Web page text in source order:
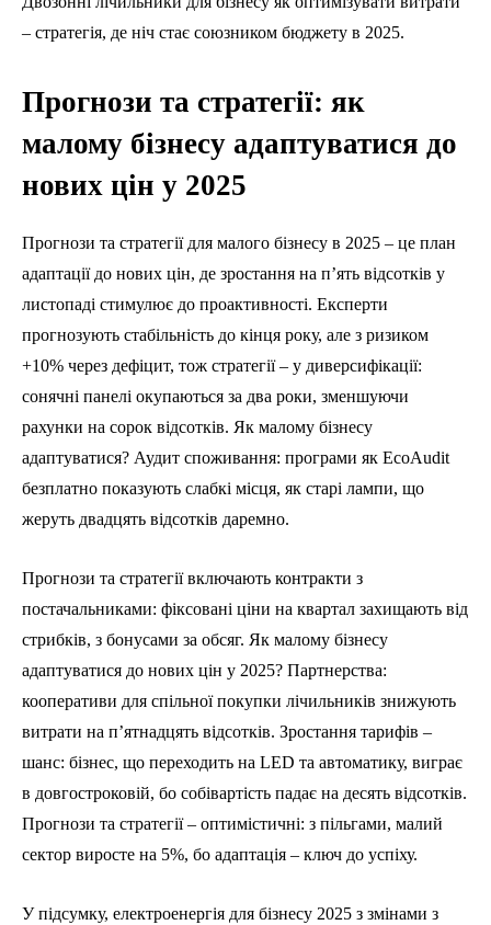
– стратегія, де ніч стає союзником бюджету в 2025.
Прогнози та стратегії: як
малому бізнесу адаптуватися до
нових цін у 2025
Прогнози та стратегії для малого бізнесу в 2025 – це план
адаптації до нових цін, де зростання на п’ять відсотків у
листопаді стимулює до проактивності. Експерти
прогнозують стабільність до кінця року, але з ризиком
+10% через дефіцит, тож стратегії – у диверсифікації:
сонячні панелі окупаються за два роки, зменшуючи
рахунки на сорок відсотків. Як малому бізнесу
адаптуватися? Аудит споживання: програми як EcoAudit
безплатно показують слабкі місця, як старі лампи, що
жеруть двадцять відсотків даремно.
Прогнози та стратегії включають контракти з
постачальниками: фіксовані ціни на квартал захищають від
стрибків, з бонусами за обсяг. Як малому бізнесу
адаптуватися до нових цін у 2025? Партнерства:
кооперативи для спільної покупки лічильників знижують
витрати на п’ятнадцять відсотків. Зростання тарифів –
шанс: бізнес, що переходить на LED та автоматику, виграє
в довгостроковій, бо собівартість падає на десять відсотків.
Прогнози та стратегії – оптимістичні: з пільгами, малий
сектор виросте на 5%, бо адаптація – ключ до успіху.
У підсумку, електроенергія для бізнесу 2025 з змінами з